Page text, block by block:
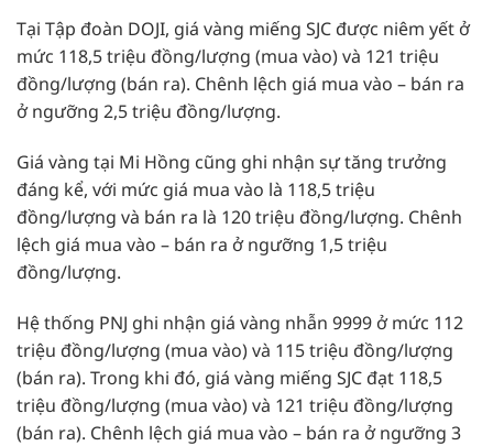
Tại Tập đoàn DOJI, giá vàng miếng SJC được niêm yết ở
mức 118,5 triệu đồng/lượng (mua vào) và 121 triệu
đồng/lượng (bán ra). Chênh lệch giá mua vào – bán ra
ở ngưỡng 2,5 triệu đồng/lượng.
Giá vàng tại Mi Hồng cũng ghi nhận sự tăng trưởng
đáng kể, với mức giá mua vào là 118,5 triệu
đồng/lượng và bán ra là 120 triệu đồng/lượng. Chênh
lệch giá mua vào – bán ra ở ngưỡng 1,5 triệu
đồng/lượng.
Hệ thống PNJ ghi nhận giá vàng nhẫn 9999 ở mức 112
triệu đồng/lượng (mua vào) và 115 triệu đồng/lượng
(bán ra). Trong khi đó, giá vàng miếng SJC đạt 118,5
triệu đồng/lượng (mua vào) và 121 triệu đồng/lượng
(bán ra). Chênh lệch giá mua vào – bán ra ở ngưỡng 3